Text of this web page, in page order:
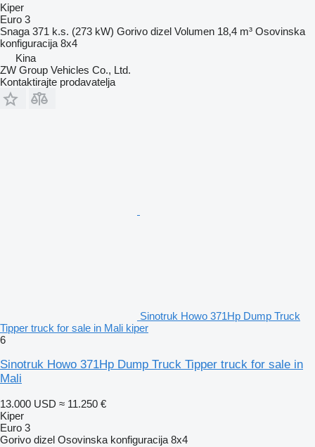
Kiper
Euro 3
Snaga 371 k.s. (273 kW) Gorivo dizel Volumen 18,4 m³ Osovinska
konfiguracija 8x4
Kina
ZW Group Vehicles Co., Ltd.
Kontaktirajte prodavatelja
Sinotruk Howo 371Hp Dump Truck
Tipper truck for sale in Mali kiper
6
Sinotruk Howo 371Hp Dump Truck Tipper truck for sale in
Mali
13.000 USD ≈ 11.250 €
Kiper
Euro 3
Gorivo dizel Osovinska konfiguracija 8x4